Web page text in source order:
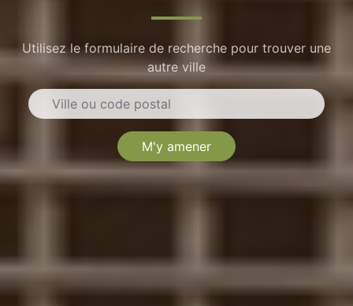
Utilisez le formulaire de recherche pour trouver une
autre ville
M'y amener